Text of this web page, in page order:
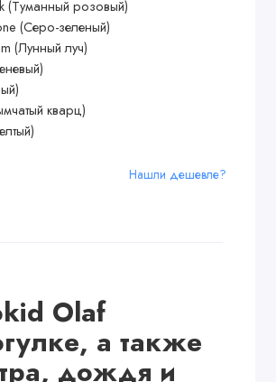
Нашли дешевле?
Olaf
а также
дождя и